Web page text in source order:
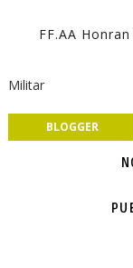
FF.AA
Militar
BLOGGER